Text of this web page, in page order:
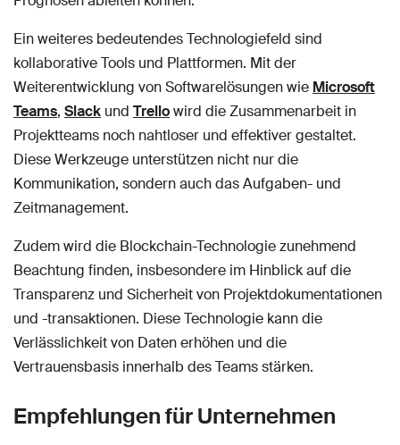
Ein weiteres bedeutendes Technologiefeld sind
kollaborative Tools und Plattformen. Mit der
Weiterentwicklung von Softwarelösungen wie Microsoft
Teams, Slack und Trellowird die Zusammenarbeit in
Projektteams noch nahtloser und effektiver gestaltet.
Diese Werkzeuge unterstützen nicht nur die
Kommunikation, sondern auch das Aufgaben- und
Zeitmanagement.
Zudem wird die Blockchain-Technologie zunehmend
Beachtung finden, insbesondere im Hinblick auf die
Transparenz und Sicherheit von Projektdokumentationen
und -transaktionen. Diese Technologie kann die
Verlässlichkeit von Daten erhöhen und die
Vertrauensbasis innerhalb des Teams stärken.
Empfehlungen für Unternehmen